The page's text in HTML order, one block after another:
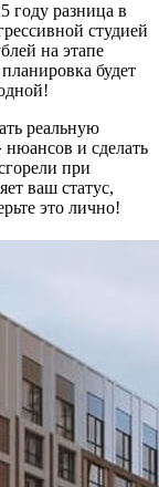
году разница в
студией
на этапе
будет
реальную
нюансов и сделать
при
ваш статус,
это лично!